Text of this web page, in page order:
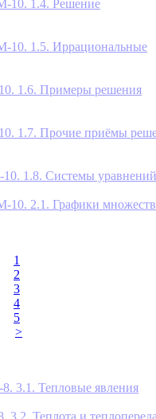
1.4. Решение
1.5. Иррациональные
1.6. Примеры решения
1.7. Прочие приёмы
1.8. Системы уравнений
2.1. Графики
1
2
3
4
5
>
3.1. Тепловые явления
Теплота и